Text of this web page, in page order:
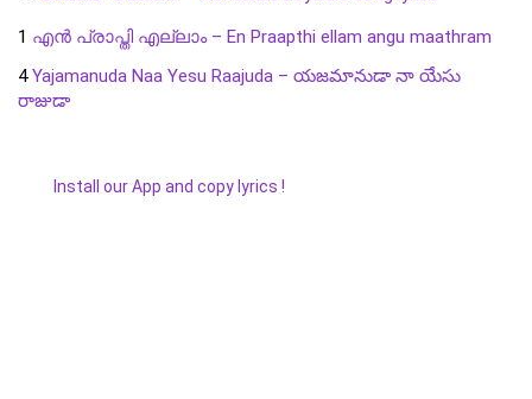
1 എൻ പ്രാപ്തി എല്ലാം – En Praapthi ellam angu maathram
4 Yajamanuda Naa Yesu Raajuda – యజమానుడా నా యేసు
రాజుడా
Install our App and copy lyrics !